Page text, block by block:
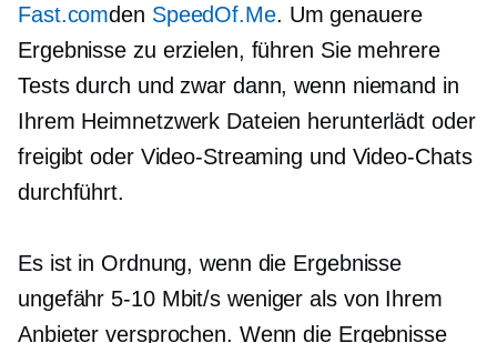
Fast.comden SpeedOf.Me. Um genauere
Ergebnisse zu erzielen, führen Sie mehrere
Tests durch und zwar dann, wenn niemand in
Ihrem Heimnetzwerk Dateien herunterlädt oder
freigibt oder Video-Streaming und Video-Chats
durchführt.
Es ist in Ordnung, wenn die Ergebnisse
ungefähr 5-10Mbit/s weniger als von Ihrem
Anbieter versprochen. Wenn die Ergebnisse